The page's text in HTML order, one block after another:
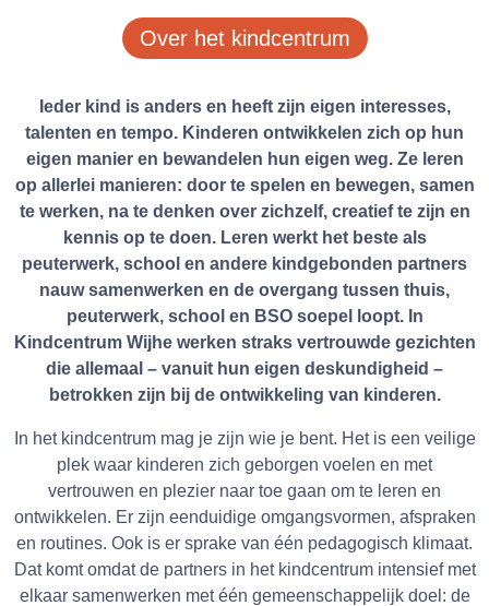
Over het kindcentrum
Ieder kind is anders en heeft zijn eigen interesses,
talenten en tempo. Kinderen ontwikkelen zich op hun
eigen manier en bewandelen hun eigen weg. Ze leren
op allerlei manieren: door te spelen en bewegen, samen
te werken, na te denken over zichzelf, creatief te zijn en
kennis op te doen. Leren werkt het beste als
peuterwerk, school en andere kindgebonden partners
nauw samenwerken en de overgang tussen thuis,
peuterwerk, school en BSO soepel loopt. In
Kindcentrum Wijhe werken straks vertrouwde gezichten
die allemaal – vanuit hun eigen deskundigheid –
betrokken zijn bij de ontwikkeling van kinderen.
In het kindcentrum mag je zijn wie je bent. Het is een veilige
plek waar kinderen zich geborgen voelen en met
vertrouwen en plezier naar toe gaan om te leren en
ontwikkelen. Er zijn eenduidige omgangsvormen, afspraken
en routines. Ook is er sprake van één pedagogisch klimaat.
Dat komt omdat de partners in het kindcentrum intensief met
elkaar samenwerken met één gemeenschappelijk doel: de